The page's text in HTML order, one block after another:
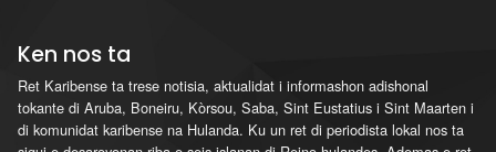
Ken nos ta
Ret Karibense ta trese notisia, aktualidat i informashon adishonal
tokante di Aruba, Boneiru, Kòrsou, Saba, Sint Eustatius i Sint Maarten i
di komunidat karibense na Hulanda. Ku un ret di periodista lokal nos ta